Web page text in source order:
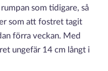
som tidigare, så
som att fostret tagit
förra veckan. Med
ungefär 14 cm långt i